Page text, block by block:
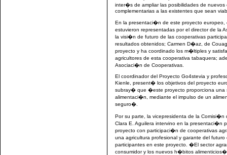
inter�s de ampliar las posibilidades de
complementarias a las existentes que sean
En la presentaci�n de este proyecto europeo,
estuvieron representadas por el director de
la visi�n de futuro de las cooperativas
resultados obtenidos; Carmen D�az, de
proyecto y ha coordinado los m�ltiples y
agricultores de esta cooperativa tabaquera;
Asociaci�n de Cooperativas.
El coordinador del Proyecto Go4stevia y
Kienle, present� los objetivos del proyecto
subray� que �este proyecto proporciona
alimentaci�n, mediante el impulso de un
seguro�.
Por su parte, la vicepresidenta de la Comisi�n
Clara E. Aguilera intervino en la presentaci�n
proyecto con participaci�n de cooperativas
una agricultura profesional y garante del
participantes en este proyecto. �El sector
consumidor y los nuevos h�bitos